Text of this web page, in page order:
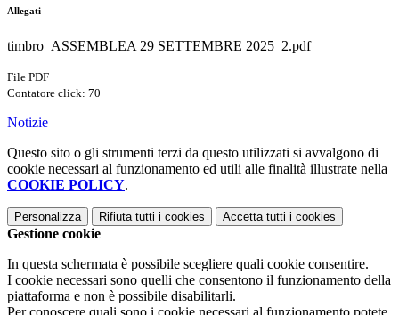
Allegati
timbro_ASSEMBLEA 29 SETTEMBRE 2025_2.pdf
File PDF
Contatore click: 70
Notizie
Questo sito o gli strumenti terzi da questo utilizzati si avvalgono di
cookie necessari al funzionamento ed utili alle finalità illustrate nella
COOKIE POLICY.
Personalizza Rifiuta tutti i cookies Accetta tutti i cookies
Gestione cookie
In questa schermata è possibile scegliere quali cookie consentire.
I cookie necessari sono quelli che consentono il funzionamento della
piattaforma e non è possibile disabilitarli.
Per conoscere quali sono i cookie necessari al funzionamento potete